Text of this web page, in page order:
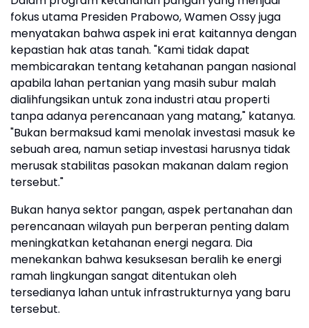
fokus utama Presiden Prabowo, Wamen Ossy juga
menyatakan bahwa aspek ini erat kaitannya dengan
kepastian hak atas tanah. "Kami tidak dapat
membicarakan tentang ketahanan pangan nasional
apabila lahan pertanian yang masih subur malah
dialihfungsikan untuk zona industri atau properti
tanpa adanya perencanaan yang matang," katanya.
"Bukan bermaksud kami menolak investasi masuk ke
sebuah area, namun setiap investasi harusnya tidak
merusak stabilitas pasokan makanan dalam region
tersebut."
Bukan hanya sektor pangan, aspek pertanahan dan
perencanaan wilayah pun berperan penting dalam
meningkatkan ketahanan energi negara. Dia
menekankan bahwa kesuksesan beralih ke energi
ramah lingkungan sangat ditentukan oleh
tersedianya lahan untuk infrastrukturnya yang baru
tersebut.